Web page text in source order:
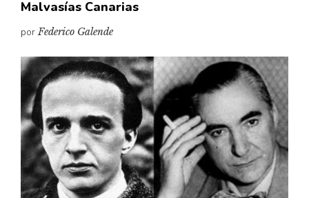
Malvasías Canarias
porFederico Galende